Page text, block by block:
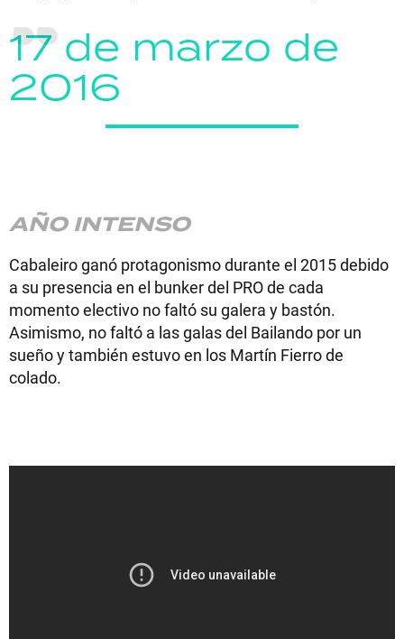
17 de marzo de
2016
AÑO INTENSO
Cabaleiro ganó protagonismo durante el 2015 debido
a su presencia en el bunker del PRO de cada
momento electivo no faltó su galera y bastón.
Asimismo, no faltó a las galas del Bailando por un
sueño y también estuvo en los Martín Fierro de
colado.